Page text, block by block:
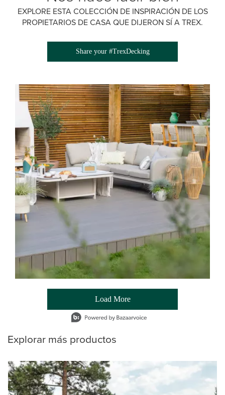
EXPLORE ESTA COLECCIÓN DE INSPIRACIÓN DE LOS
PROPIETARIOS DE CASA QUE DIJERON SÍ A TREX.
Share your #TrexDecking
Media Gallery
Load More
- Media Gallery
1 of 54 total items loaded in Media Gallery
Explorar más productos